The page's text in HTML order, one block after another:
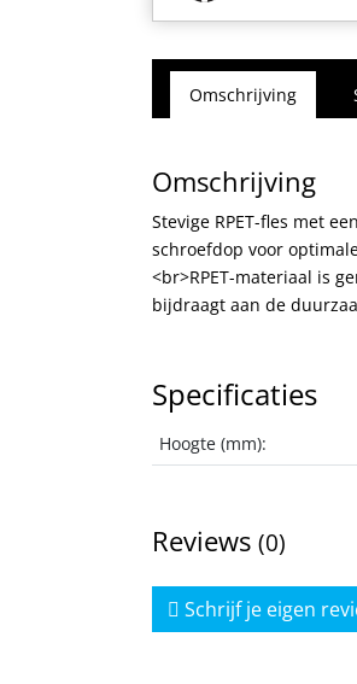
Omschrijving
Omschrijving
Stevige RPET-fles met
schroefdop voor
<br>RPET-materiaal is
bijdraagt aan de
Specificaties
Hoogte (mm):
Reviews (0)
Schrijf je eigen